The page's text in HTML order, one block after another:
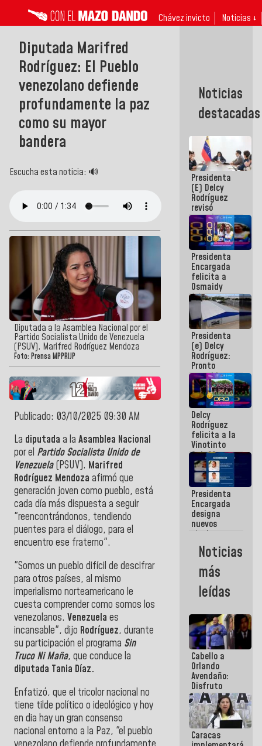
Chávez invicto Noticias ↓
Diputada Marifred
Rodríguez: El Pueblo
venezolano defiende
profundamente la paz
como su mayor
bandera
Escucha esta noticia: 🔊
Diputada a la Asamblea Nacional por el
Partido Socialista Unido de Venezuela
(PSUV). Marifred Rodríguez Mendoza
Foto: Prensa MPPRIJP
Publicado: 03/10/2025 09:30 AM
La diputada a la Asamblea Nacional
por el Partido Socialista Unido de
Venezuela (PSUV). Marifred
Rodríguez Mendoza afirmó que
generación joven como pueblo, está
cada día más dispuesta a seguir
"reencontrándonos, tendiendo
puentes para el diálogo, para el
encuentro ese fraterno".
"Somos un pueblo difícil de descifrar
para otros países, al mismo
imperialismo norteamericano le
cuesta comprender como somos los
venezolanos. Venezuela es
incansable", dijo Rodríguez, durante
su participación el programa Sin
Truco Ni Maña, que conduce la
diputada Tania Díaz.
Enfatizó, que el tricolor nacional no
tiene tilde político o ideológico y hoy
en dia hay un gran consenso
nacional entorno a la Paz, "el pueblo
Noticias
destacadas
Presidenta
(E) Delcy
Rodríguez
revisó
agenda
económica y
ejecución de
fondos de
emergencia
post-sismos
Presidenta
Encargada
felicita a
Osmaidy
Arias y
Giraly
Marcano por
hacer
historia en
los
Centroamericanos
Presidenta
(e) Delcy
Rodríguez:
Pronto
restableceremos
las
operaciones
en el
Aeropuerto
Internacional
de
Maiquetía
Delcy
Rodríguez
felicita a la
Vinotinto
Sub 20
campeona
frente
México Sub
23 en los
Centroamericanos
Presidenta
Encargada
designa
nuevos
titulares en
Viceministerio
de Energía
Eléctrica y
CORPOELEC
Noticias
más
leídas
Cabello a
Orlando
Avendaño:
Disfruto
cada vez
que escribes
porque lo
que haces
es
Caracas